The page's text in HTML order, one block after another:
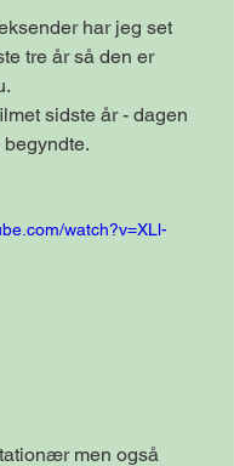
har jeg set
tre år så den er
sidste år - dagen
watch?v=XLl-
men også